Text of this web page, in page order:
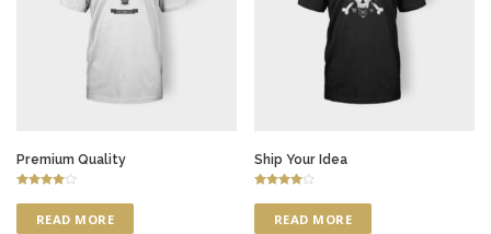
Premium Quality
4.00
out of 5READ MORE
Ship Your Idea
4.00
out of 5READ MORE